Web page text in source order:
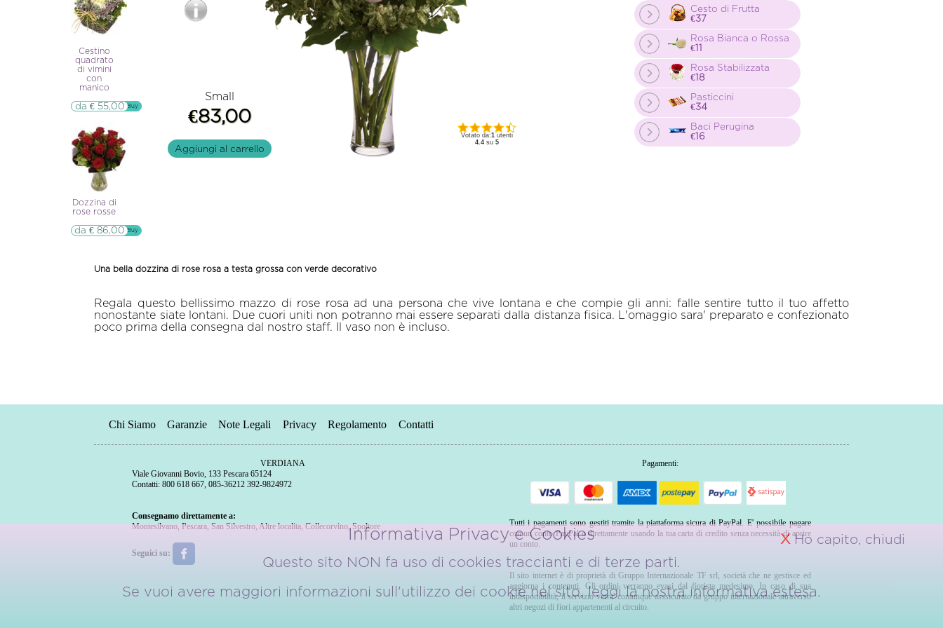
Cestino
quadrato
di vimini
con
manico
▷▷ Buy
da € 55,00
Dozzina di
rose rosse
▷▷ Buy
da € 86,00
Small
€83,00
Aggiungi al carrello
Votato da:1utenti
4.4su 5
Cesto di Frutta
€37
Rosa Bianca o Rossa
€11
Rosa Stabilizzata
€18
Pasticcini
€34
Baci Perugina
€16
Una bella dozzina di rose rosa a testa grossa con verde decorativo
Regala questo bellissimo mazzo di rose rosa ad una persona che vive lontana e che compie gli anni: falle sentire tutto il tuo affetto
nonostante siate lontani. Due cuori uniti non potranno mai essere separati dalla distanza fisica. L'omaggio sara' preparato e confezionato
poco prima della consegna dal nostro staff. Il vaso non è incluso.
Chi Siamo Garanzie Note Legali Privacy Regolamento Contatti
VERDIANA
Viale Giovanni Bovio, 133 Pescara 65124
Contatti: 800 618 667, 085-36212 392-9824972
Consegnamo direttamente a:
Montesilvano,Pescara,San Silvestro,Altre localita,Collecorvino,Spoltore
Seguici su:
Pagamenti:
Tutti i pagamenti sono gestiti tramite la piattaforma sicura di PayPal. E' possibile pagare
con un conto PayPal o direttamente usando la tua carta di credito senza necessità di aprire
un conto.
Il sito internet è di proprietà di Gruppo Internazionale TF srl, società che ne gestisce ed
aggiorna i contenuti. Gli ordini verranno evasi dal fiorista medesimo. In caso di sua
indisponibilità, il servizio verra' comunque asssicurato da gruppo internazionale attraverso
altri negozi di fiori appartenenti al circuito.
Informativa Privacy e Cookies
Questo sito NON fa uso di cookies traccianti e di terze parti.
Se vuoi avere maggiori informazioni sull'utilizzo dei cookie nel sito, leggi la nostrainformativa estesa.
XHo capito, chiudi